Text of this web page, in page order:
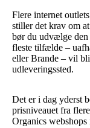
Flere internet
stiller det krav om
bør du udvælge
fleste tilfælde –
eller Brande – vil
udleveringssted.
Det er i dag yderst
prisniveauet fra
Organics